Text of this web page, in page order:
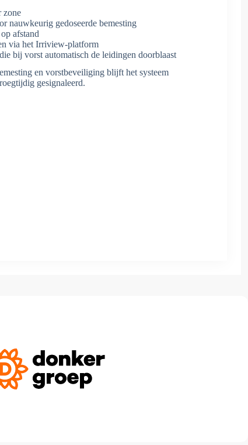
zone
nauwkeurig gedoseerde bemesting
afstand
via het Irriview-platform
bij vorst automatisch de leidingen doorblaast
en vorstbeveiliging blijft het systeem
gesignaleerd.